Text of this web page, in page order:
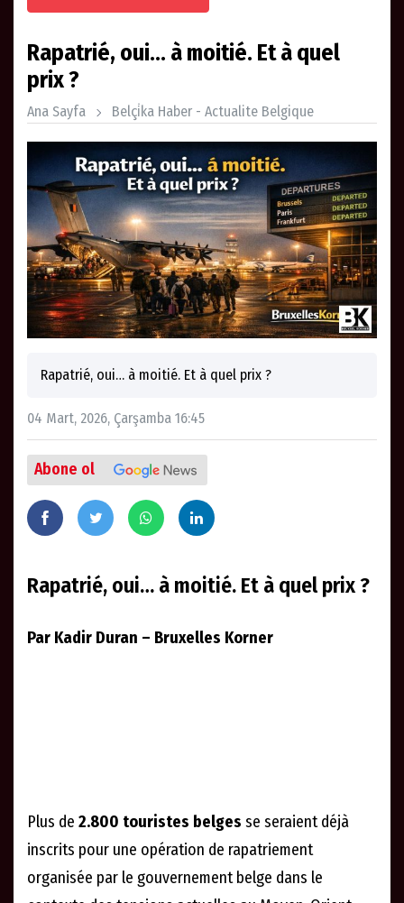
Rapatrié, oui… à moitié. Et à quel
prix ?
Ana Sayfa Belçi̇ka Haber - Actualite Belgique
Rapatrié, oui… à moitié. Et à quel prix ?
04 Mart, 2026, Çarşamba 16:45
Abone ol
Rapatrié, oui… à moitié. Et à quel prix ?
Par Kadir Duran – Bruxelles Korner
Plus de 2.800 touristes belges se seraient déjà
inscrits pour une opération de rapatriement
organisée par le gouvernement belge dans le